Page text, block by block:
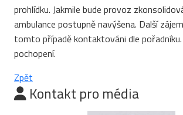
prohlídku. Jakmile bude provoz
ambulance postupně navýšena. Další
tomto případě kontaktováni dle
pochopení.
Zpět
Kontakt pro média